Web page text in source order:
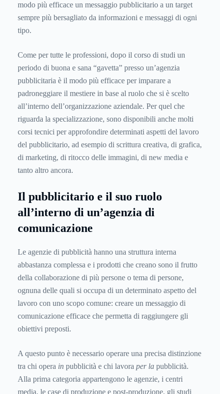
modo più efficace un messaggio pubblicitario a un target
sempre più bersagliato da informazioni e messaggi di ogni
tipo.
Come per tutte le professioni, dopo il corso di studi un
periodo di buona e sana “gavetta” presso un’agenzia
pubblicitaria è il modo più efficace per imparare a
padroneggiare il mestiere in base al ruolo che si è scelto
all’interno dell’organizzazione aziendale. Per quel che
riguarda la specializzazione, sono disponibili anche molti
corsi tecnici per approfondire determinati aspetti del lavoro
del pubblicitario, ad esempio di scrittura creativa, di grafica,
di marketing, di ritocco delle immagini, di new media e
tanto altro ancora.
Il pubblicitario e il suo ruolo
all’interno di un’agenzia di
comunicazione
Le agenzie di pubblicità hanno una struttura interna
abbastanza complessa e i prodotti che creano sono il frutto
della collaborazione di più persone o tema di persone,
ognuna delle quali si occupa di un determinato aspetto del
lavoro con uno scopo comune: creare un messaggio di
comunicazione efficace che permetta di raggiungere gli
obiettivi preposti.
A questo punto è necessario operare una precisa distinzione
tra chi opera in pubblicità e chi lavora per la pubblicità.
Alla prima categoria appartengono le agenzie, i centri
media, le case di produzione e post-produzione, gli studi